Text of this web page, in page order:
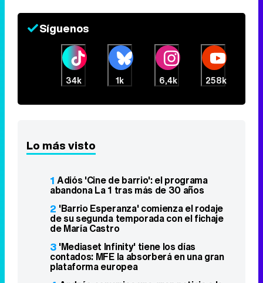
Síguenos
34k 1k 6,4k 258k
Lo más visto
1 Adiós 'Cine de barrio': el programa
abandona La 1 tras más de 30 años
2 'Barrio Esperanza' comienza el rodaje
de su segunda temporada con el fichaje
de María Castro
3 'Mediaset Infinity' tiene los días
contados: MFE la absorberá en una gran
plataforma europea